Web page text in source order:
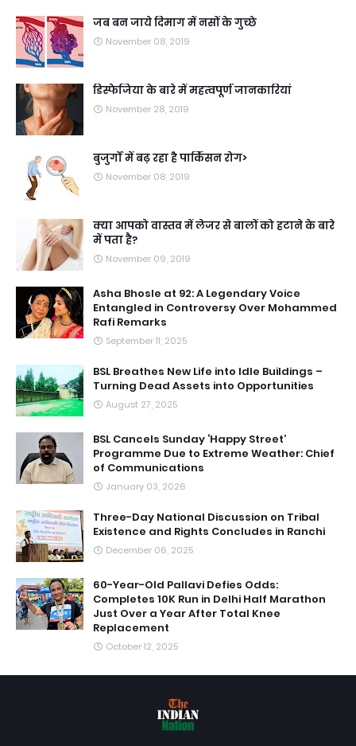
जब बन जाये दिमाग में नसों के गुच्छे
November 08, 2019
डिस्फेजिया के बारे में महत्वपूर्ण जानकारियां
November 28, 2019
बुजुर्गों में बढ़ रहा है पार्किंसन रोग>
November 08, 2019
क्या आपको वास्तव में लेजर से बालों को हटाने के बारे
में पता है?
November 09, 2019
Asha Bhosle at 92: A Legendary Voice
Entangled in Controversy Over Mohammed
Rafi Remarks
September 11, 2025
BSL Breathes New Life into Idle Buildings –
Turning Dead Assets into Opportunities
August 27, 2025
BSL Cancels Sunday ‘Happy Street’
Programme Due to Extreme Weather: Chief
of Communications
January 03, 2026
Three-Day National Discussion on Tribal
Existence and Rights Concludes in Ranchi
December 06, 2025
60-Year-Old Pallavi Defies Odds:
Completes 10K Run in Delhi Half Marathon
Just Over a Year After Total Knee
Replacement
October 12, 2025